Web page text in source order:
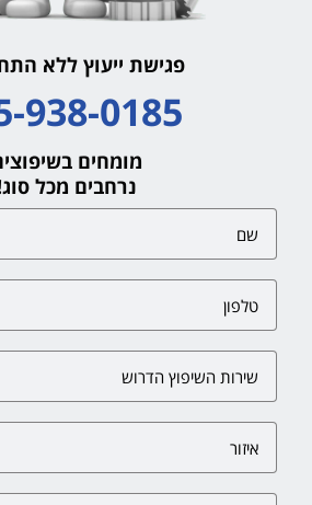
פגישת ייעוץ ללא
938-0185
מומחים
נרחבים מכל